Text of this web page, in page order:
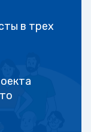
в трех